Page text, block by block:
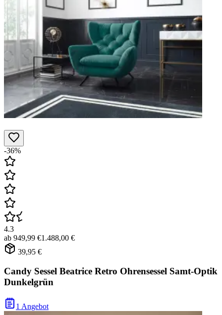
-36%
4.3
ab 949,99 €1.488,00 €
39,95 €
Candy Sessel Beatrice Retro Ohrensessel Samt-Optik
Dunkelgrün
1 Angebot